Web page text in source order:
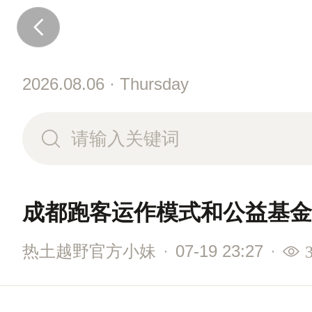
2026.08.06 · Thursday
成都跑客运作模式和公益基金
热土越野官方小妹 · 07-19 23:27 ·